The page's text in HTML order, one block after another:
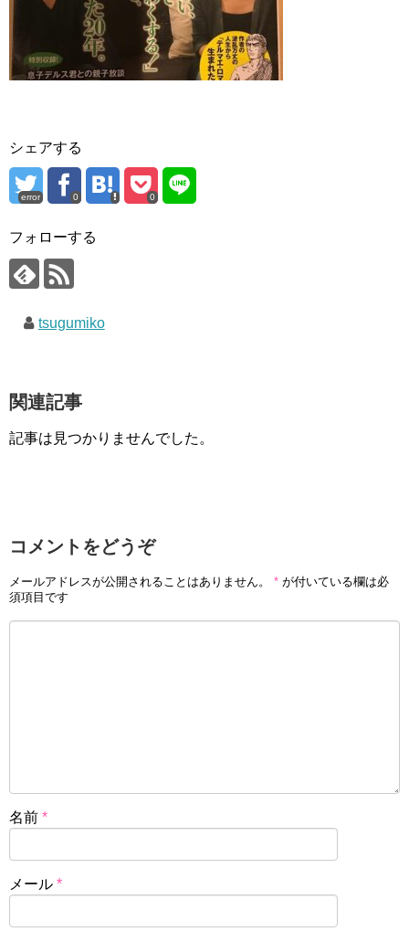
シェアする
error 0 0
フォローする
tsugumiko
関連記事
記事は見つかりませんでした。
コメントをどうぞ
メールアドレスが公開されることはありません。 * が付いている欄は必
須項目です
名前 *
メール *